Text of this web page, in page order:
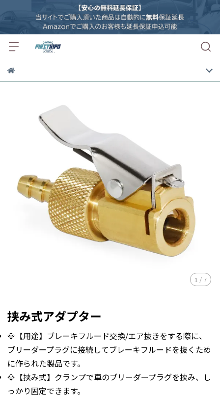
1 / 7
挟み式アダプター
💎【用途】ブレーキフルード交換/エア抜きをする際に、
ブリーダープラグに接続してブレーキフルードを抜くため
に作られた製品です。
💎【挟み式】クランプで車のブリーダープラグを挟み、し
っかり固定できます。